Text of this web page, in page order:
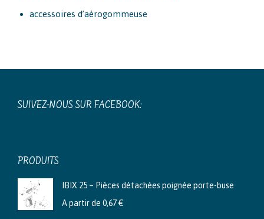
accessoires d’aérogommeuse
SUIVEZ-NOUS SUR FACEBOOK:
PRODUITS
IBIX 25 – Pièces détachées poignée porte-buse
A partir de 0,67€